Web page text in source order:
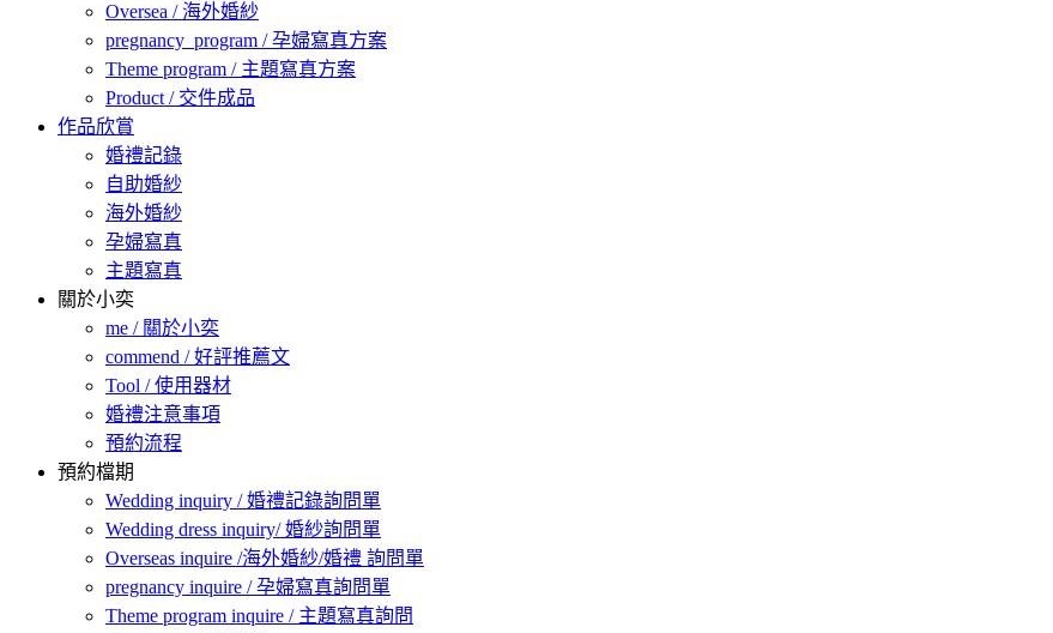
Oversea / 海外婚紗
pregnancy_program / 孕婦寫真方案
Theme program / 主題寫真方案
Product / 交件成品
作品欣賞
婚禮記錄
自助婚紗
海外婚紗
孕婦寫真
主題寫真
關於小奕
me / 關於小奕
commend / 好評推薦文
Tool / 使用器材
婚禮注意事項
預約流程
預約檔期
Wedding inquiry / 婚禮記錄詢問單
Wedding dress inquiry/ 婚紗詢問單
Overseas inquire /海外婚紗/婚禮 詢問單
pregnancy inquire / 孕婦寫真詢問單
Theme program inquire / 主題寫真詢問